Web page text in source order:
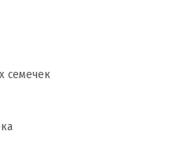
семечек